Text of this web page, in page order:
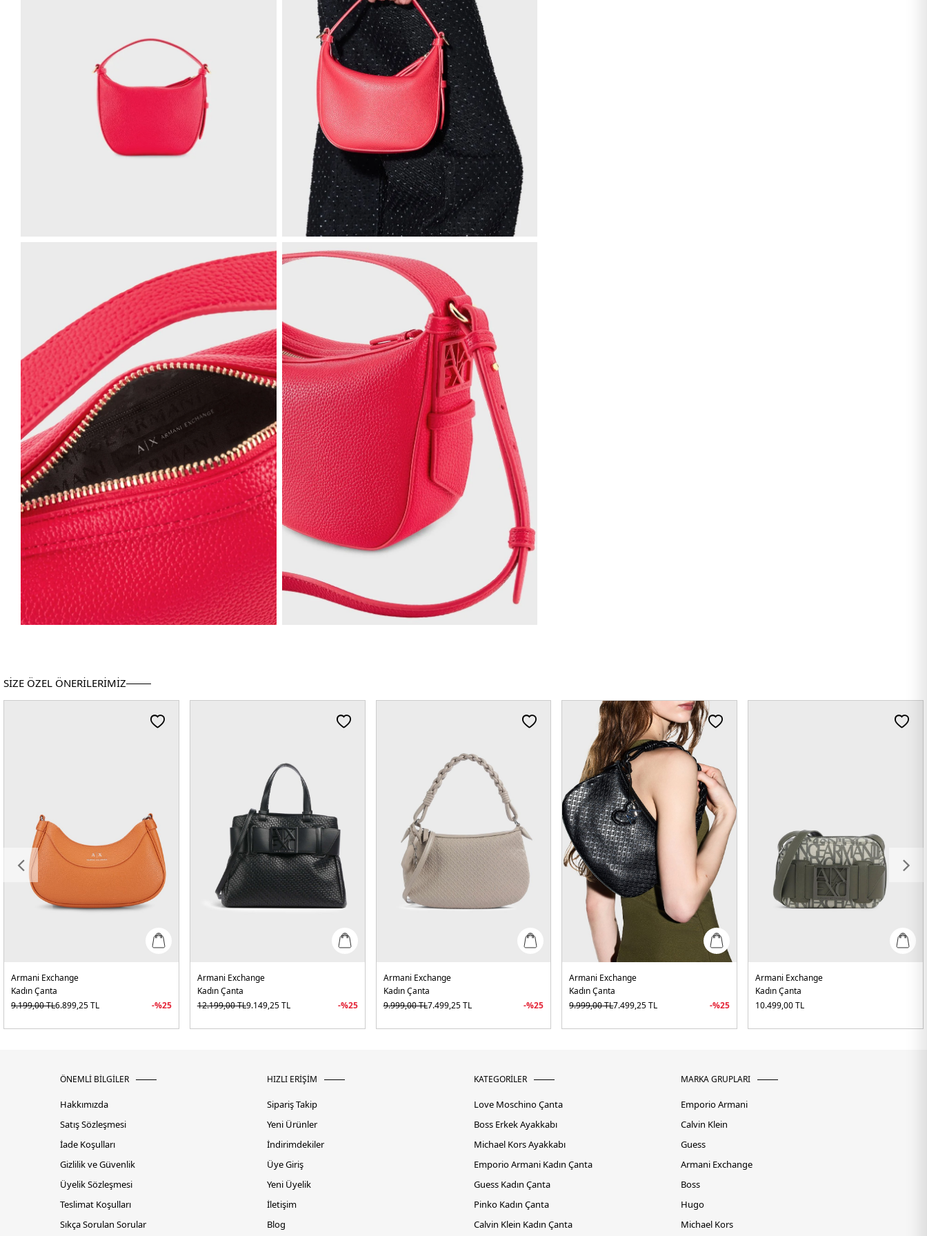
SİZE ÖZEL ÖNERİLERİMİZ
Armani Exchange
Kadın Çanta
9.199,00TL6.899,25TL -%25
Armani Exchange
Kadın Çanta
12.199,00TL9.149,25TL -%25
Armani Exchange
Kadın Çanta
9.999,00TL7.499,25TL -%25
Armani Exchange
Kadın Çanta
9.999,00TL7.499,25TL -%25
Armani Exchange
Kadın Çanta
10.499,00TL
ÖNEMLİ BİLGİLER
Hakkımızda
Satış Sözleşmesi
İade Koşulları
Gizlilik ve Güvenlik
Üyelik Sözleşmesi
Teslimat Koşulları
Sıkça Sorulan Sorular
HIZLI ERİŞİM
Sipariş Takip
Yeni Ürünler
İndirimdekiler
Üye Giriş
Yeni Üyelik
İletişim
Blog
KATEGORİLER
Love Moschino Çanta
Boss Erkek Ayakkabı
Michael Kors Ayakkabı
Emporio Armani Kadın Çanta
Guess Kadın Çanta
Pinko Kadın Çanta
Calvin Klein Kadın Çanta
MARKA GRUPLARI
Emporio Armani
Calvin Klein
Guess
Armani Exchange
Boss
Hugo
Michael Kors